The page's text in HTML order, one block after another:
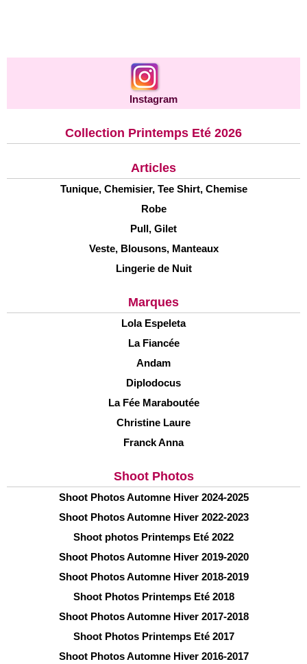
Instagram
Collection Printemps Eté 2026
Articles
Tunique, Chemisier, Tee Shirt, Chemise
Robe
Pull, Gilet
Veste, Blousons, Manteaux
Lingerie de Nuit
Marques
Lola Espeleta
La Fiancée
Andam
Diplodocus
La Fée Maraboutée
Christine Laure
Franck Anna
Shoot Photos
Shoot Photos Automne Hiver 2024-2025
Shoot Photos Automne Hiver 2022-2023
Shoot photos Printemps Eté 2022
Shoot Photos Automne Hiver 2019-2020
Shoot Photos Automne Hiver 2018-2019
Shoot Photos Printemps Eté 2018
Shoot Photos Automne Hiver 2017-2018
Shoot Photos Printemps Eté 2017
Shoot Photos Automne Hiver 2016-2017